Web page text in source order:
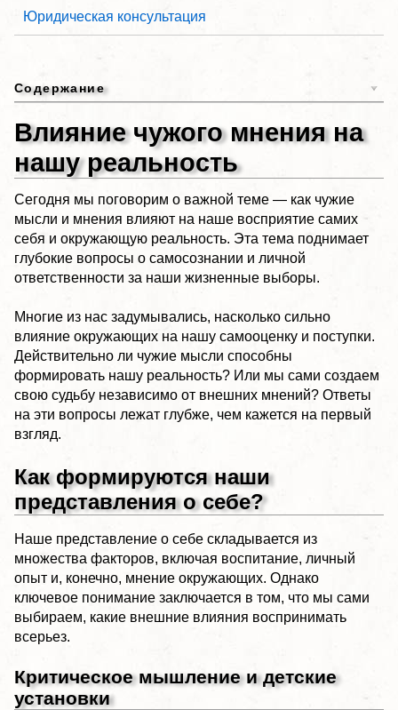
Юридическая консультация
Содержание
Влияние чужого мнения на
нашу реальность
Сегодня мы поговорим о важной теме — как чужие
мысли и мнения влияют на наше восприятие самих
себя и окружающую реальность. Эта тема поднимает
глубокие вопросы о самосознании и личной
ответственности за наши жизненные выборы.
Многие из нас задумывались, насколько сильно
влияние окружающих на нашу самооценку и поступки.
Действительно ли чужие мысли способны
формировать нашу реальность? Или мы сами создаем
свою судьбу независимо от внешних мнений? Ответы
на эти вопросы лежат глубже, чем кажется на первый
взгляд.
Как формируются наши
представления о себе?
Наше представление о себе складывается из
множества факторов, включая воспитание, личный
опыт и, конечно, мнение окружающих. Однако
ключевое понимание заключается в том, что мы сами
выбираем, какие внешние влияния воспринимать
всерьез.
Критическое мышление и детские
установки